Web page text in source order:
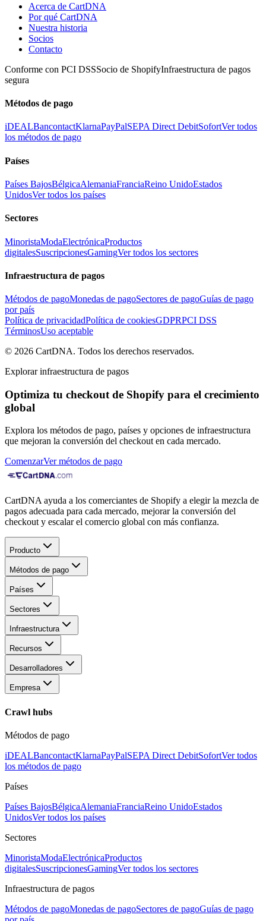
Acerca de CartDNA
Por qué CartDNA
Nuestra historia
Socios
Contacto
Conforme con PCI DSSSocio de ShopifyInfraestructura de pagos
segura
Métodos de pago
iDEALBancontactKlarnaPayPalSEPA Direct DebitSofortVer todos
los métodos de pago
Países
Países BajosBélgicaAlemaniaFranciaReino UnidoEstados
UnidosVer todos los países
Sectores
MinoristaModaElectrónicaProductos
digitalesSuscripcionesGamingVer todos los sectores
Infraestructura de pagos
Métodos de pagoMonedas de pagoSectores de pagoGuías de pago
por país
Política de privacidadPolítica de cookiesGDPRPCI DSS
TérminosUso aceptable
© 2026 CartDNA. Todos los derechos reservados.
Explorar infraestructura de pagos
Optimiza tu checkout de Shopify para el crecimiento
global
Explora los métodos de pago, países y opciones de infraestructura
que mejoran la conversión del checkout en cada mercado.
ComenzarVer métodos de pago
CartDNA ayuda a los comerciantes de Shopify a elegir la mezcla de
pagos adecuada para cada mercado, mejorar la conversión del
checkout y escalar el comercio global con más confianza.
Producto
Métodos de pago
Países
Sectores
Infraestructura
Recursos
Desarrolladores
Empresa
Crawl hubs
Métodos de pago
iDEALBancontactKlarnaPayPalSEPA Direct DebitSofortVer todos
los métodos de pago
Países
Países BajosBélgicaAlemaniaFranciaReino UnidoEstados
UnidosVer todos los países
Sectores
MinoristaModaElectrónicaProductos
digitalesSuscripcionesGamingVer todos los sectores
Infraestructura de pagos
Métodos de pagoMonedas de pagoSectores de pagoGuías de pago